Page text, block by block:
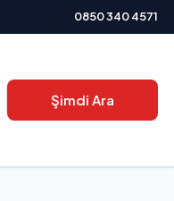
0850 340 4571
Şimdi Ara